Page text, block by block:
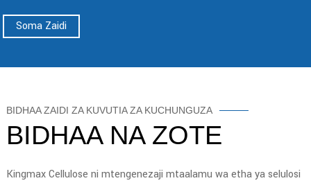
Soma Zaidi
BIDHAA ZAIDI ZA KUVUTIA ZA KUCHUNGUZA
BIDHAA NA ZOTE
Kingmax Cellulose ni mtengenezaji mtaalamu wa etha ya selulosi